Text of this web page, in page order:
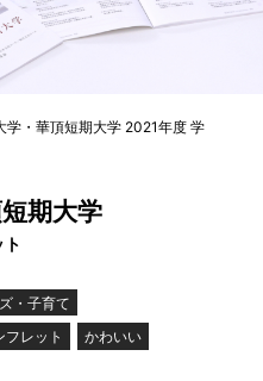
学・華頂短期大学 2021年度 学
期大学
・子育て
フレット
かわいい